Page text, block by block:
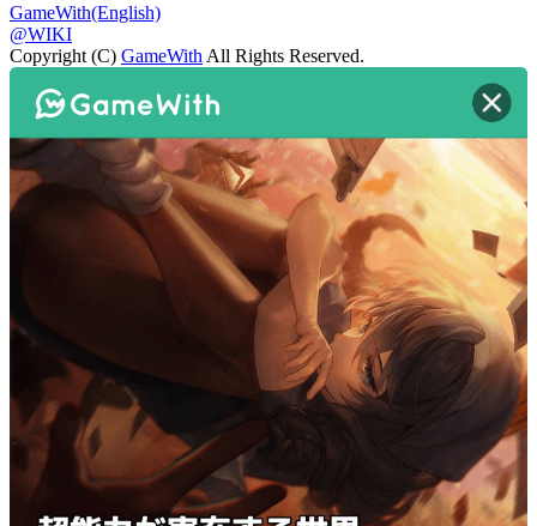
GameWith(English)
@WIKI
Copyright (C) GameWith All Rights Reserved.